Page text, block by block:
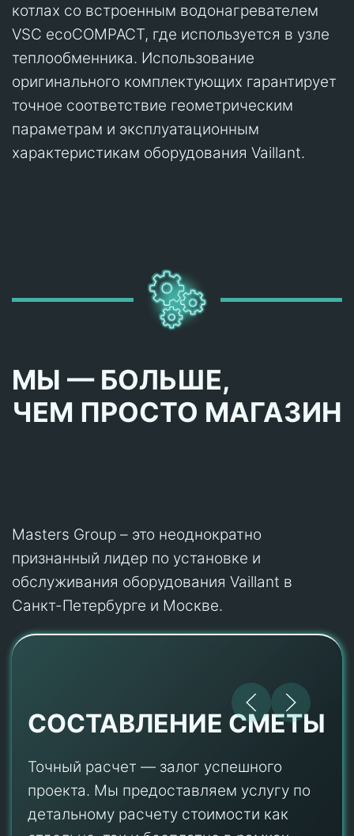
котлах со встроенным водонагревателем
VSC ecoCOMPACT, где используется в узле
теплообменника. Использование
оригинального комплектующих гарантирует
точное соответствие геометрическим
параметрам и эксплуатационным
характеристикам оборудования Vaillant.
МЫ — БОЛЬШЕ,
ЧЕМ ПРОСТО МАГАЗИН
Masters Group – это неоднократно
признанный лидер по установке и
обслуживания оборудования Vaillant в
Санкт-Петербурге и Москве.
СОСТАВЛЕНИЕ СМЕТЫ
Точный расчет — залог успешного
проекта. Мы предоставляем услугу по
детальному расчету стоимости как